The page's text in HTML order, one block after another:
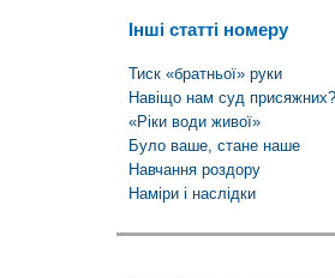
Інші статті номеру
Тиск «братньої» руки
Навіщо нам суд присяжних?
«Ріки води живої»
Було ваше, стане наше
Навчання роздору
Наміри і наслідки